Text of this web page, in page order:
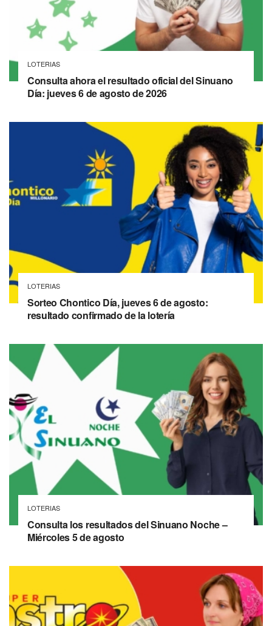
LOTERIAS
Consulta ahora el resultado oficial del Sinuano
Día: jueves 6 de agosto de 2026
LOTERIAS
Sorteo Chontico Día, jueves 6 de agosto:
resultado confirmado de la lotería
LOTERIAS
Consulta los resultados del Sinuano Noche –
Miércoles 5 de agosto